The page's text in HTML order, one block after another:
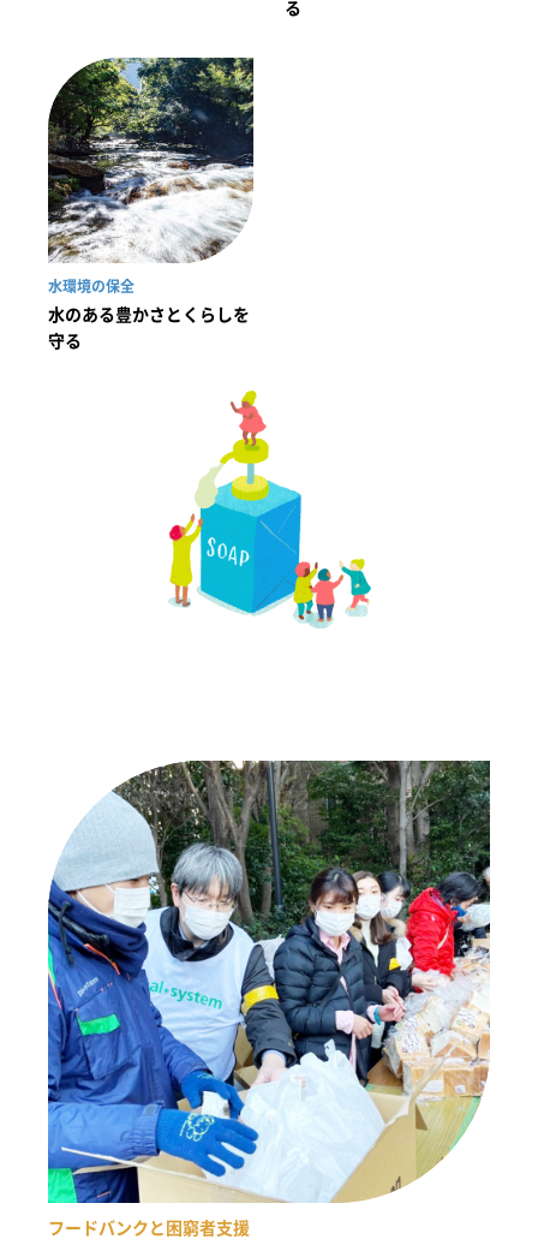
る
水環境の保全
水のある豊かさとくらしを
守る
フードバンクと困窮者支援